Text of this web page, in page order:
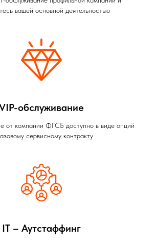
вашей основной деятельностью.
обслуживание
от компании ФГСБ доступно в виде опций
сервисному контракту.
IT – Аутстаффинг